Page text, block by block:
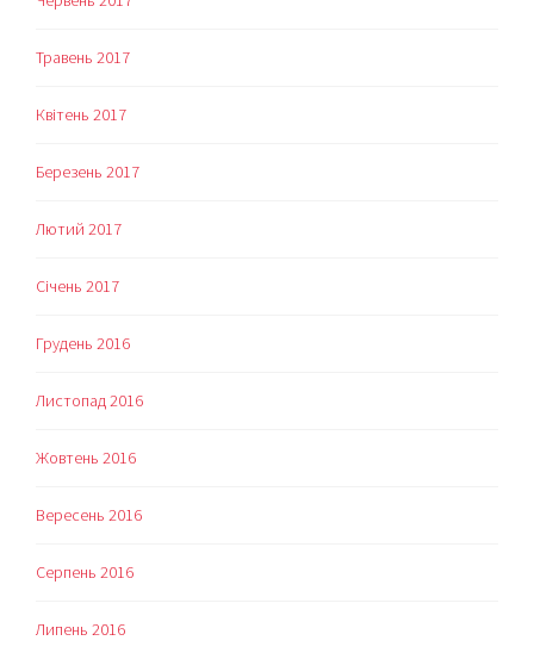
Травень 2017
Квітень 2017
Березень 2017
Лютий 2017
Січень 2017
Грудень 2016
Листопад 2016
Жовтень 2016
Вересень 2016
Серпень 2016
Липень 2016